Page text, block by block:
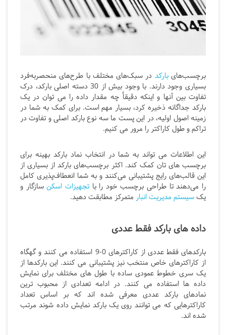
برچسب‌هایبارکد در سبک‌های مختلف با طرح‌های منحصربه‌فرد
بسیاری وجود دارند. با وجود بیش از 30 دسته اصلی بارکد، درک
تفاوت بین آنها و اینکه دقیقاً چه مقدار داده را می توان در یک
بارکد جداگانه ذخیره کرد، بسیار مهم است. برای کمک به شما در
زمینه اصول اولیه، در این پست ما سه نوع بارکد اصلی و تفاوت در
تراکم و طول کاراکتر را مرور می کنیم.
این اطلاعات می تواند به شما در انتخاب نماد بارکد بهینه برای
برچسب های تان کمک کند. اکثر برچسب‌های بارکد از بسیاری از
این قالب‌های رایج پشتیبانی می‌کنند و به شما انعطاف‌پذیری کامل
را می‌دهند تا طراحی برچسب خود را باتجهیزات اسکنسازگار و
یکسیستم مدیریت انبار متمرکز مطابقت دهید.
داده های بارکد فقط عددی
بارکدهای فقط عددی از کاراکترهای 0-9 استفاده می کنند و گهگاه
از کاراکترهای خاص منتخب نیز پشتیبانی می کنند. این بارکدها از
یک سری خطوط عمودی ساده با طول های مختلف برای نمایش
داده ها استفاده می کنند. در ادامه تعدادی از محبوب ترین
نمادهای بارکد عددی معرفی شده اند که بر اساس تعداد
کاراکترهایی که می توانند روی یک بارکد نمایش داده شوند مرتب
شده اند.